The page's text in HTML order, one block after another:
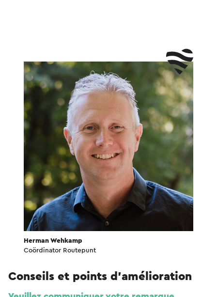
Herman Wehkamp
Coördinator Routepunt
Conseils et points d'amélioration